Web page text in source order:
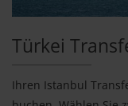
Türkei
Ihren Istanbul